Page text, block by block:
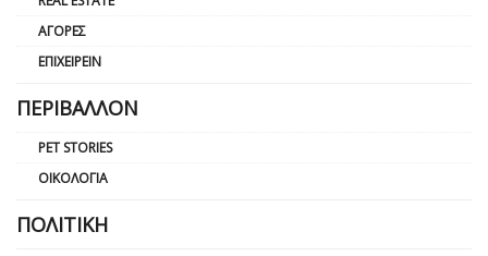
ΑΓΟΡΈΣ
ΕΠΙΧΕΙΡΕΊΝ
ΠΕΡΙΒΆΛΛΟΝ
PET STORIES
ΟΙΚΟΛΟΓΊΑ
ΠΟΛΙΤΙΚΉ